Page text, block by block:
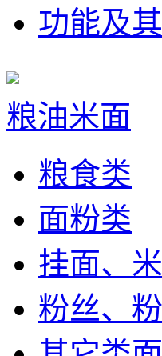
功能及
粮油米面
粮食类
面粉类
挂面、
粉丝、